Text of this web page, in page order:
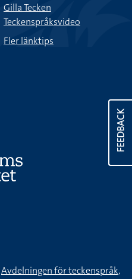
FEEDBACK
Gilla Tecken
Teckenspråksvideo
Fler länktips
Avdelningen för teckenspråk,